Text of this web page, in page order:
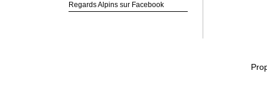
Regards Alpins sur Facebook